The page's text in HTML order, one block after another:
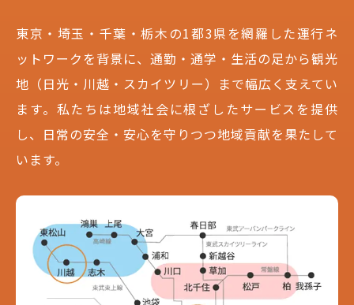
東京・埼玉・千葉・栃木の1都3県を網羅した運行ネ
ットワークを背景に、通勤・通学・生活の足から観光
地（日光・川越・スカイツリー）まで幅広く支えてい
ます。私たちは地域社会に根ざしたサービスを提供
し、日常の安全・安心を守りつつ地域貢献を果たして
います。